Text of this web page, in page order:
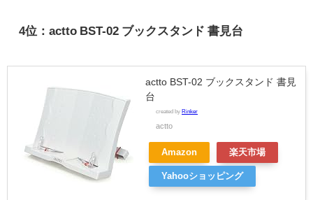
4位：actto BST-02 ブックスタンド 書見台
actto BST-02 ブックスタンド 書見
台
created by Rinker
actto
Amazon 楽天市場
Yahooショッピング